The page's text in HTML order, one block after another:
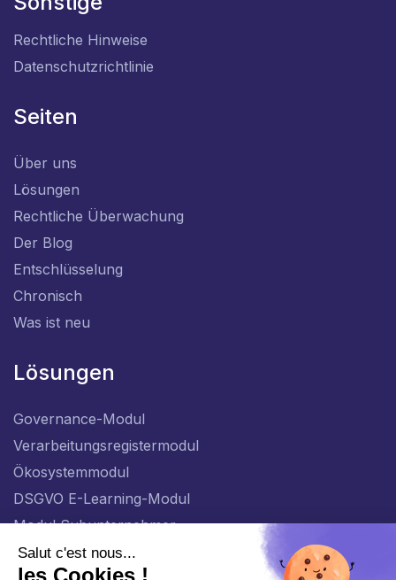
Rechtliche Hinweise
Datenschutzrichtlinie
Seiten
Über uns
Lösungen
Rechtliche Überwachung
Der Blog
Entschlüsselung
Chronisch
Was ist neu
Lösungen
Governance-Modul
Verarbeitungsregistermodul
Ökosystemmodul
DSGVO E-Learning-Modul
Modul Subunternehmer